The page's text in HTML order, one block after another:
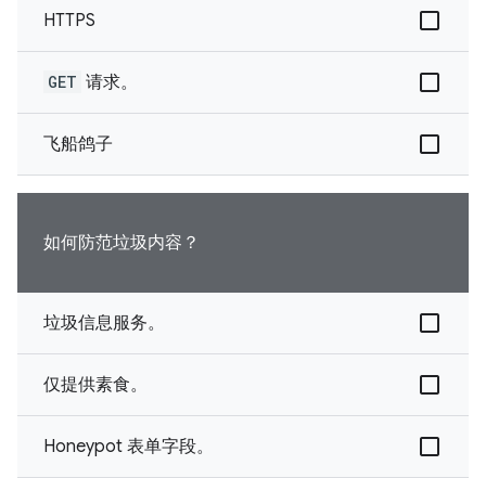
HTTPS
GET 请求。
飞船鸽子
如何防范垃圾内容？
垃圾信息服务。
仅提供素食。
Honeypot 表单字段。